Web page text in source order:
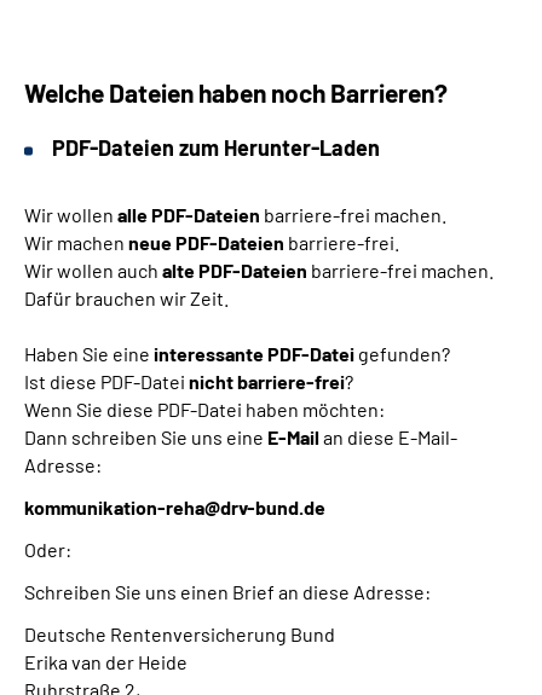
Welche Dateien haben noch Barrieren?
PDF-Dateien zum Herunter-Laden
Wir wollen alle PDF-Dateien barriere-frei machen.
Wir machen neue PDF-Dateien barriere-frei.
Wir wollen auch alte PDF-Dateien barriere-frei machen.
Dafür brauchen wir Zeit.
Haben Sie eine interessante PDF-Datei gefunden?
Ist diese PDF-Datei nicht barriere-frei?
Wenn Sie diese PDF-Datei haben möchten:
Dann schreiben Sie uns eine E-Mailan diese E-Mail-
Adresse:
kommunikation-reha@drv-bund.de
Oder:
Schreiben Sie uns einen Brief an diese Adresse:
Deutsche Rentenversicherung Bund
Erika van der Heide
Ruhrstraße 2,